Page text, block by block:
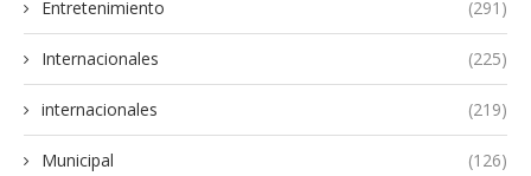
Entretenimiento (291)
Internacionales (225)
internacionales (219)
Municipal (126)